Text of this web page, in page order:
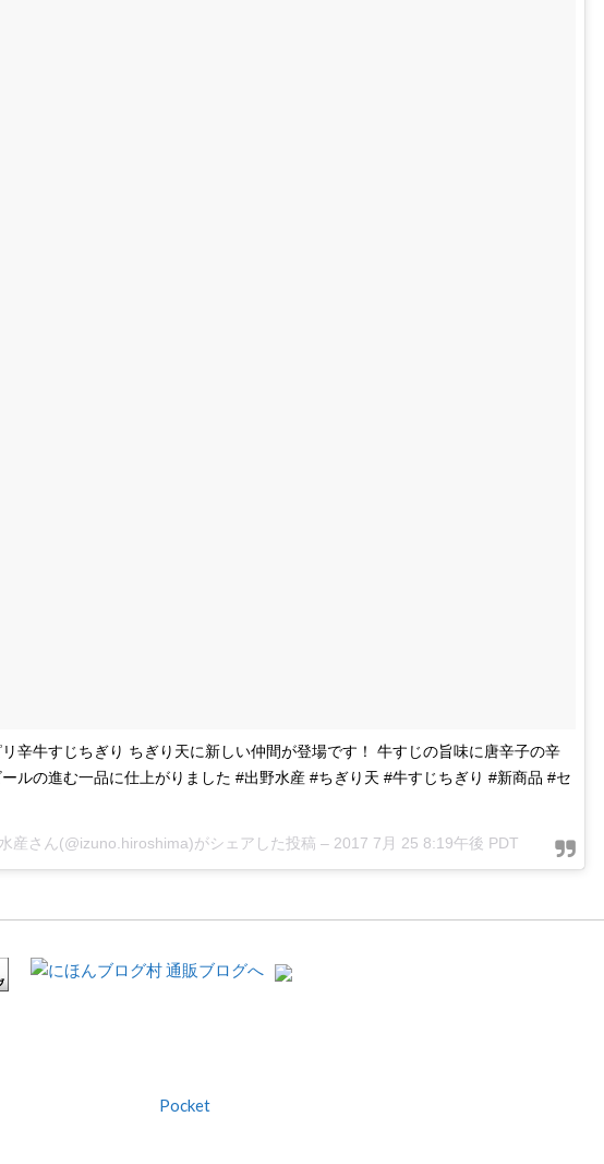
辛牛すじちぎり ちぎり天に新しい仲間が登場です！ 牛すじの旨味に唐辛子の辛
ルの進む一品に仕上がりました #出野水産 #ちぎり天 #牛すじちぎり #新商品 #セ
産さん(@izuno.hiroshima)がシェアした投稿 – 2017 7月 25 8:19午後 PDT
Pocket